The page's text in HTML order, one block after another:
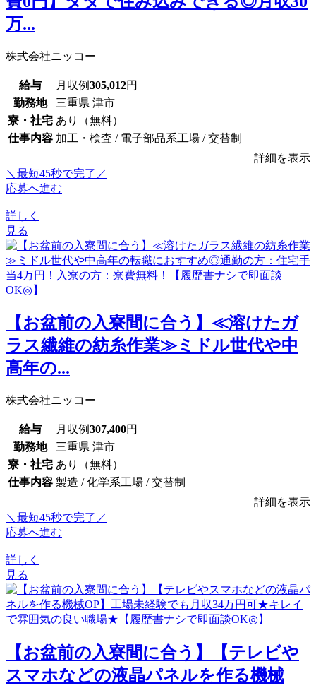
万...
株式会社ニッコー
給与 月収例305,012円
勤務地
三重県 津市
寮・社宅 あり（無料）
仕事内容 加工・検査 / 電子部品系工場 / 交替制
詳細を表示
＼最短45秒で完了／
応募へ進む
詳しく
見る
【お盆前の入寮間に合う】≪溶けたガ
ラス繊維の紡糸作業≫ミドル世代や中
高年の...
株式会社ニッコー
給与 月収例307,400円
勤務地
三重県 津市
寮・社宅 あり（無料）
仕事内容 製造 / 化学系工場 / 交替制
詳細を表示
＼最短45秒で完了／
応募へ進む
詳しく
見る
【お盆前の入寮間に合う】【テレビや
スマホなどの液晶パネルを作る機械